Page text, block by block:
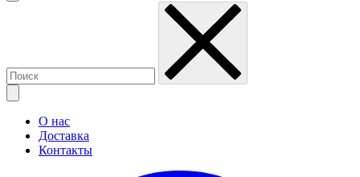
О нас
Доставка
Контакты